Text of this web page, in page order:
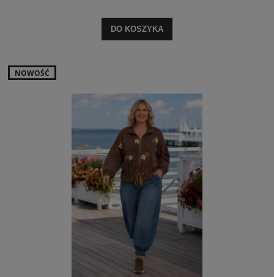
DO KOSZYKA
NOWOŚĆ